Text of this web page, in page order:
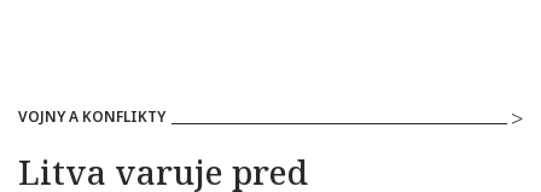
VOJNY A KONFLIKTY
Litva varuje pred